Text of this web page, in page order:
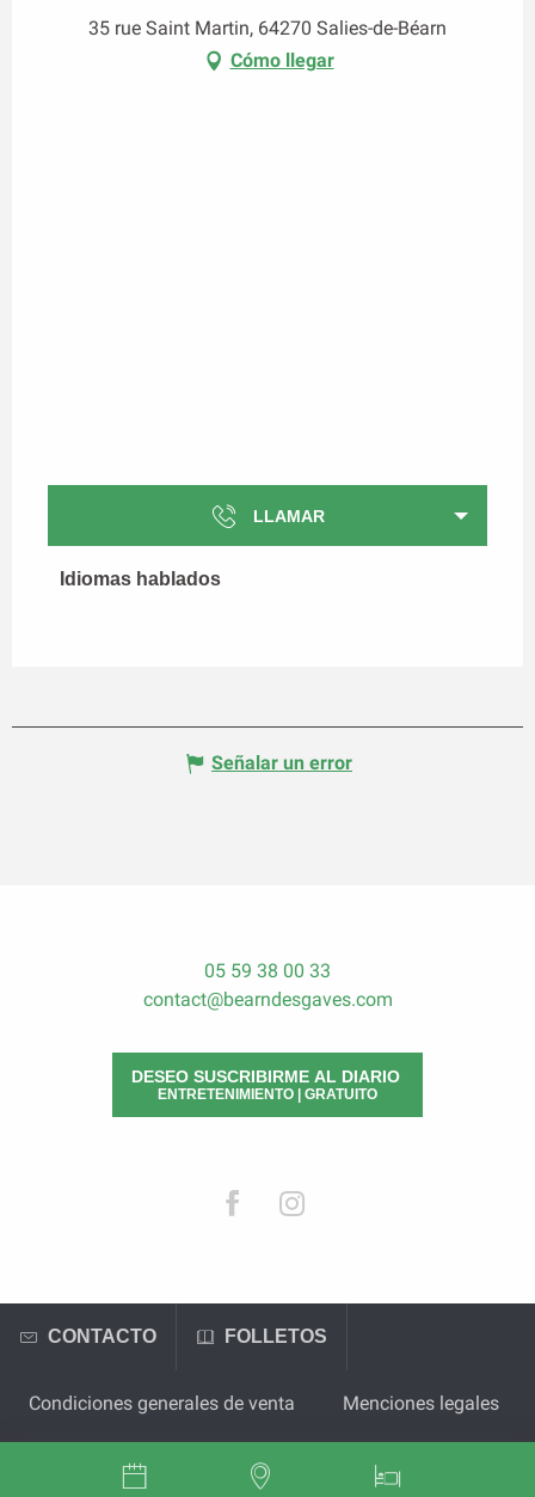
35 rue Saint Martin, 64270 Salies-de-Béarn
Cómo llegar
LLAMAR
Idiomas hablados
Idiomas hablados
Señalar un error
05 59 38 00 33
contact@bearndesgaves.com
DESEO SUSCRIBIRME AL DIARIO
ENTRETENIMIENTO | GRATUITO
CONTACTO FOLLETOS
Condiciones generales de venta Menciones legales